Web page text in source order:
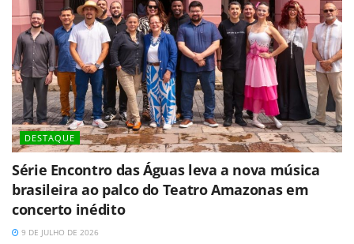
DESTAQUE
Série Encontro das Águas leva a nova música
brasileira ao palco do Teatro Amazonas em
concerto inédito
9 DE JULHO DE 2026